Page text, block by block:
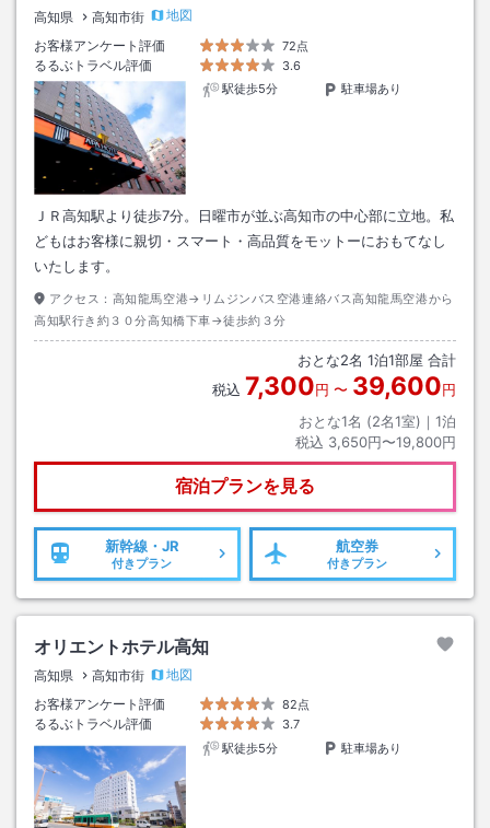
高知県 高知市街
地図
お客様アンケート評価
72点
るるぶトラベル評価
3.6
駅徒歩5分
駐車場あり
ＪＲ高知駅より徒歩7分。日曜市が並ぶ高知市の中心部に立地。私
どもはお客様に親切・スマート・高品質をモットーにおもてなし
いたします。
アクセス： 高知龍馬空港→リムジンバス空港連絡バス高知龍馬空港から
高知駅行き約３０分高知橋下車→徒歩約３分
おとな2名 1泊1部屋 合計
税込 7,300円 〜 39,600円
おとな1名 (2名1室)｜ 1泊
税込 3,650円〜19,800円
宿泊プランを見る
新幹線・JR
付きプラン
航空券
付きプラン
オリエントホテル高知
高知県 高知市街
地図
お客様アンケート評価
82点
るるぶトラベル評価
3.7
駅徒歩5分
駐車場あり